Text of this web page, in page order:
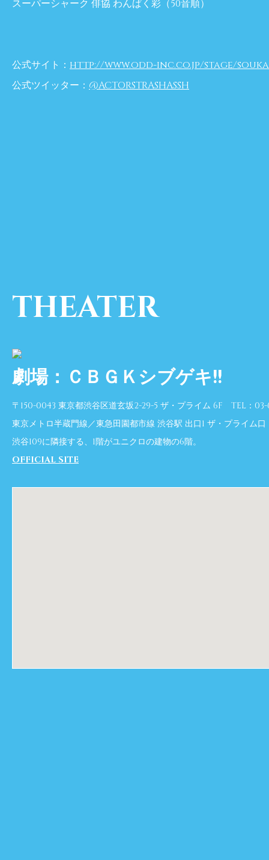
スーパーシャーク 俳協 わんぱく彩（50音順）
公式サイト： http://www.odd-inc.co.jp/stage/
公式ツイッター： @ACTORSTRASHASSH
THEATER
劇場：ＣＢＧＫシブゲキ!!
〒150-0043 東京都渋谷区道玄坂2-29-5 ザ・プライム 6F TEL：03-
東京メトロ半蔵門線／東急田園都市線 渋谷駅 出口1 ザ・プライム
渋谷109に隣接する、1階がユニクロの建物の6階。
OFFICIAL SITE